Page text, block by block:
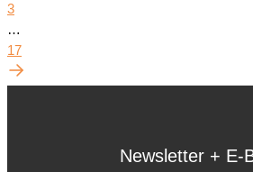
3
…
17
Newsletter + E-